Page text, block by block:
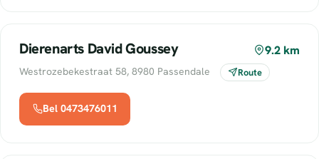
Dierenarts David Goussey 9.2 km
Westrozebekestraat 58, 8980 Passendale Route
Bel 0473476011